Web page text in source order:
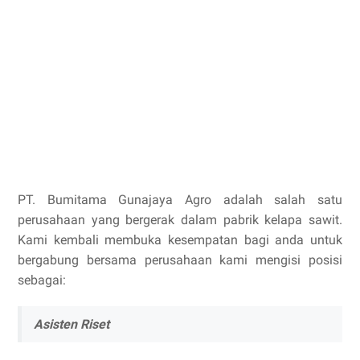
PT. Bumitama Gunajaya Agro adalah salah satu
perusahaan yang bergerak dalam pabrik kelapa sawit.
Kami kembali membuka kesempatan bagi anda untuk
bergabung bersama perusahaan kami mengisi posisi
sebagai:
Asisten Riset